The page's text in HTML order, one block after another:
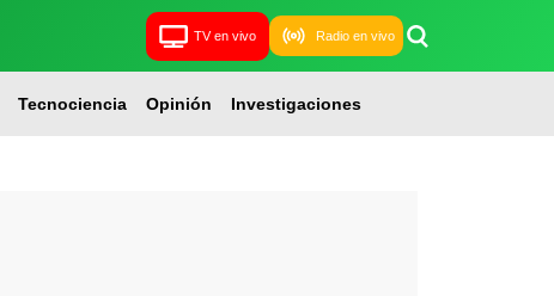
TV en vivo Radio en vivo
Tecnociencia Opinión Investigaciones